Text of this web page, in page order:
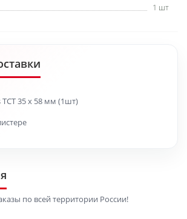
1 шт
TCT 35 x 58 мм (1шт)
по всей территории России!